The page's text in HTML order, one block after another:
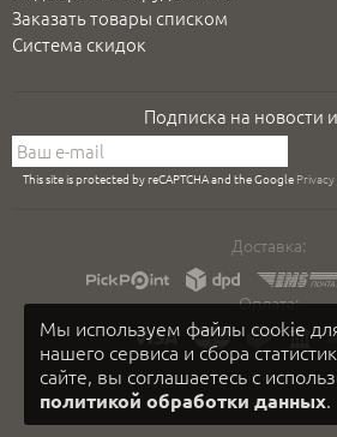
Мы используем файлы cookie
нашего сервиса и сбора
сайте, вы соглашаетесь с
политикой обработки данных.
Заказать товары списком
Система скидок
Подписка на новости
This site is protected by reCAPTCHA and the Google
Доставка:
Оплата: